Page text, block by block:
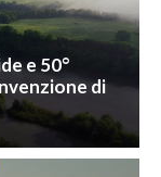
e 50°
di